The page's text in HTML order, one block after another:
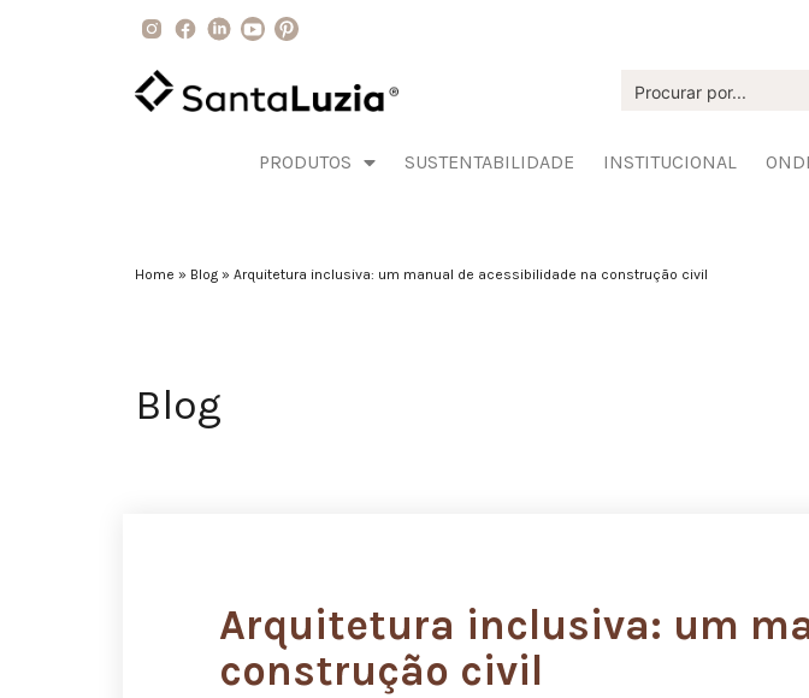
PRODUTOS SUSTENTABILIDADE INSTITUCIONAL
Home » Blog » Arquitetura inclusiva: um manual de acessibilidade na construção civil
Blog
Arquitetura inclusiva: um
construção civil